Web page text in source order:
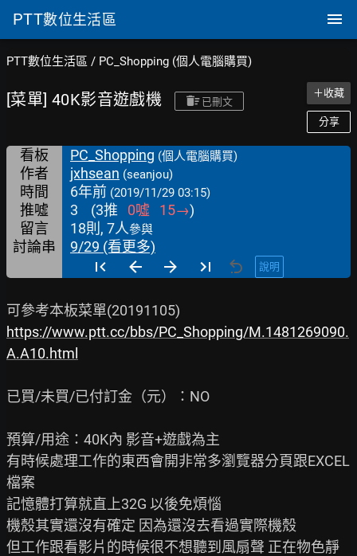
PTT數位生活區
PTT數位生活區 / PC_Shopping (個人電腦購買)
[菜單] 40K影音遊戲機 已刪文
＋收藏
分享
看板 PC_Shopping (個人電腦購買)
作者 jxhsean (seanjou)
時間 6年前 (2019/11/29 03:15)
推噓 3 (3推 0噓 15→)
留言
18則, 7人參與
討論串 9/29 (看更多)
說明
https://www.ptt.cc/bbs/PC_Shopping/M.1481269090.
A.A10.html
已買/未買/已付訂金（元）：NO
預算/用途：40K內 影音+遊戲為主
有時候處理工作的東西會開非常多瀏覽器分頁跟EXCEL
檔案
記憶體打算就直上32G 以後免煩惱
機殼其實還沒有確定 因為還沒去看過實際機殼
但工作跟看影片的時候很不想聽到風扇聲 正在物色靜